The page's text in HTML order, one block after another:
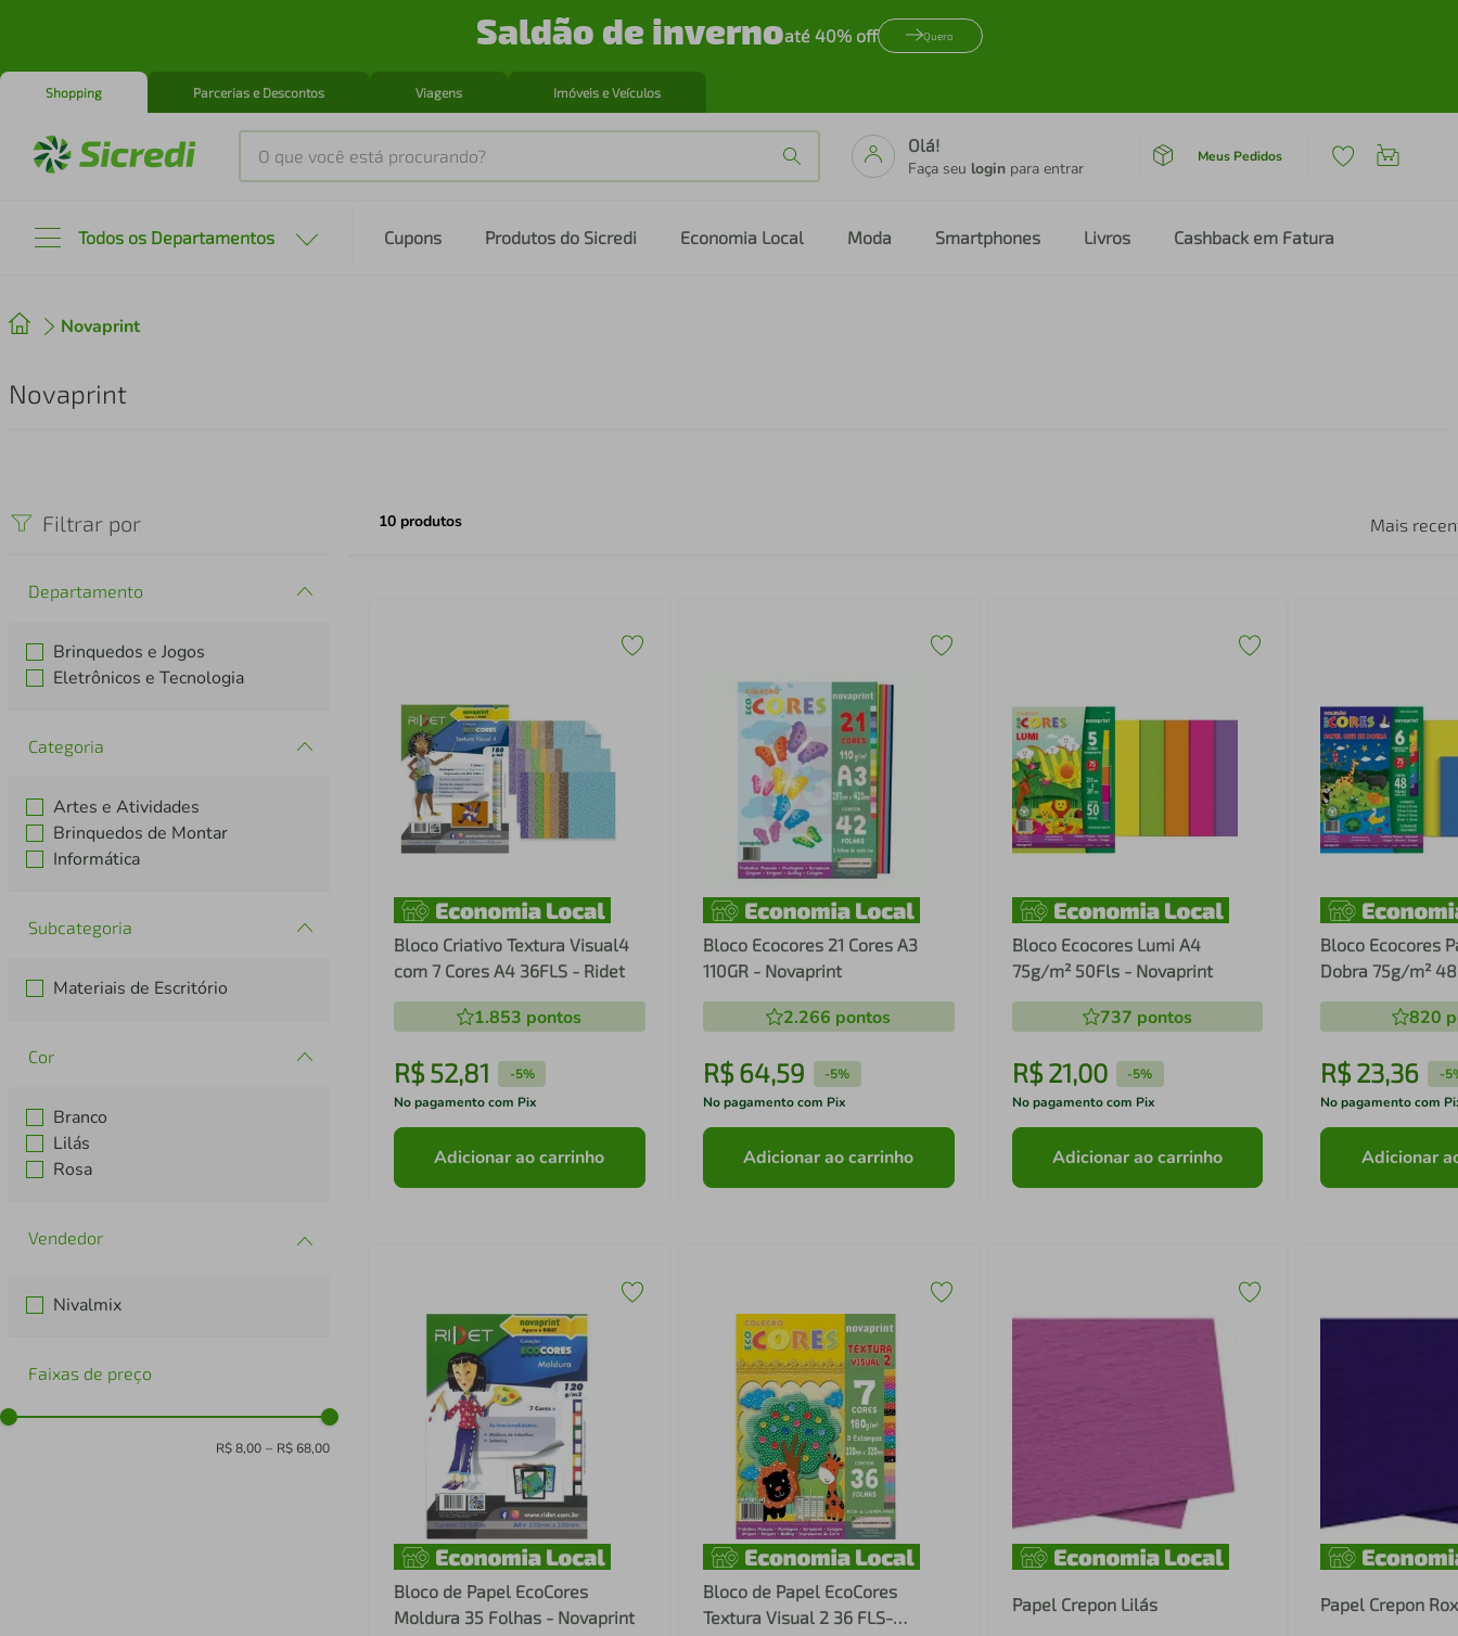
Saldão de invernoaté 40% off Quero
Shopping Parcerias e Descontos Viagens Imóveis e Veículos
O que você está procurando?
Olá!
Faça seu login para entrar
Meus Pedidos
Todos os Departamentos Cupons Produtos do Sicredi Economia Local Moda Smartphones Livros Cashback em Fatura
Novaprint
Novaprint
Filtrar por
Departamento
Brinquedos e Jogos
Eletrônicos e Tecnologia
Categoria
Artes e Atividades
Brinquedos de Montar
Informática
Subcategoria
Materiais de Escritório
Cor
Branco
Lilás
Rosa
Nivalmix
Faixas de preço
R$ 8,00 – R$ 68,00
10 produtos Mais
Bloco Criativo Textura Visual4
com 7 Cores A4 36FLS - Ridet
1.853 pontos
R$ 52,81 -5%
No pagamento com Pix
Adicionar ao carrinho
Bloco Ecocores 21 Cores A3
110GR - Novaprint
2.266 pontos
R$ 64,59 -5%
No pagamento com Pix
Adicionar ao carrinho
Bloco Ecocores Lumi A4
75g/m² 50Fls - Novaprint
737 pontos
R$ 21,00 -5%
No pagamento com Pix
Adicionar ao carrinho
Bloco Ecocores
Dobra 75g/m²
Novaprint
820
R$23,36 -
No pagamento com
Adicionar
Bloco de Papel EcoCores
Moldura 35 Folhas - Novaprint
Bloco de Papel EcoCores
Textura Visual 2 36 FLS-
Papel Crepon Lilás Papel Crepon